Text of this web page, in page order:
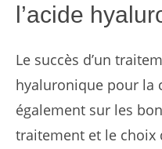
l’acide
Le succès d’un
hyaluronique pour la
également sur les
traitement et le choix